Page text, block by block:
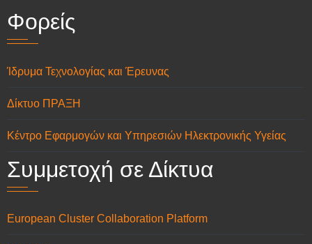
Φορείς
Ίδρυμα Τεχνολογίας και Έρευνας
Δίκτυο ΠΡΑΞΗ
Κέντρο Εφαρμογών και Υπηρεσιών Ηλεκτρονικής Υγείας
Συμμετοχή σε Δίκτυα
European Cluster Collaboration Platform